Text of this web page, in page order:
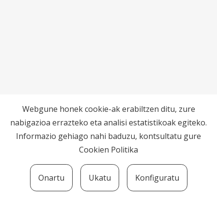
Webgune honek cookie-ak erabiltzen ditu, zure
nabigazioa errazteko eta analisi estatistikoak egiteko.
Informazio gehiago nahi baduzu, kontsultatu gure
Cookien Politika
Onartu Ukatu Konfiguratu